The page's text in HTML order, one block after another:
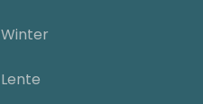
Winter
Lente